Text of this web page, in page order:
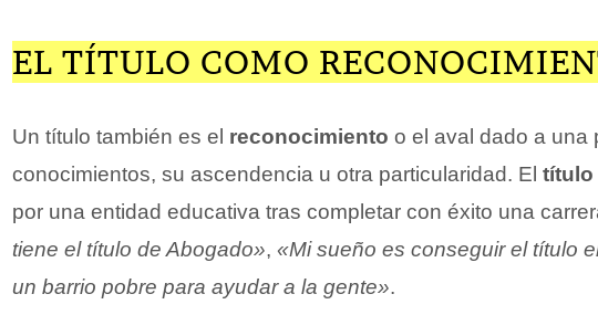
EL TÍTULO COMO
Un título también es el reconocimiento o el aval dado a una
conocimientos, su ascendencia u otra particularidad. El título
por una entidad educativa tras completar con éxito una
tiene el título de Abogado», «Mi sueño es conseguir el título
un barrio pobre para ayudar a la gente».